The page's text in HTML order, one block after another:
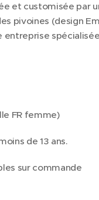
et customisée par
pivoines (design
entreprise
FR femme)
de 13 ans.
sur commande